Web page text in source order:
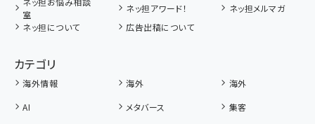
室
ネッ担アワード！
ネッ担メルマガ
ネッ担について
広告出稿について
カテゴリ
海外情報 海外
海外
AI
メタバース
集客